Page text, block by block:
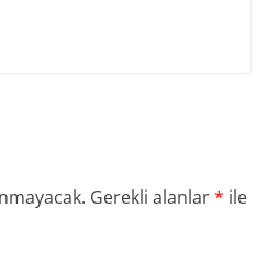
Gerekli alanlar* ile